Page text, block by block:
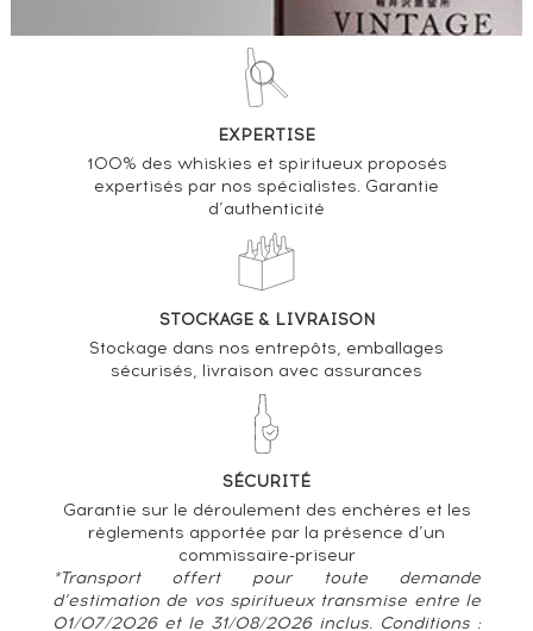
EXPERTISE
100% des whiskies et spiritueux proposés
expertisés par nos spécialistes. Garantie
d’authenticité
STOCKAGE & LIVRAISON
Stockage dans nos entrepôts, emballages
sécurisés, livraison avec assurances
SÉCURITÉ
Garantie sur le déroulement des enchères et les
règlements apportée par la présence d’un
commissaire-priseur
*Transport offert pour toute demande
d’estimation de vos spiritueux transmise entre le
01/07/2026 et le 31/08/2026 inclus. Conditions :